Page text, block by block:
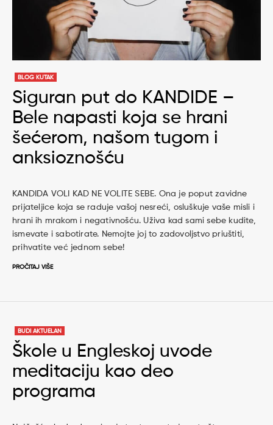
BLOG KUTAK
Siguran put do KANDIDE –
Bele napasti koja se hrani
šećerom, našom tugom i
anksioznošću
KANDIDA VOLI KAD NE VOLITE SEBE. Ona je poput zavidne
prijateljice koja se raduje vašoj nesreći, osluškuje vaše misli i
hrani ih mrakom i negativnošću. Uživa kad sami sebe kudite,
ismevate i sabotirate. Nemojte joj to zadovoljstvo priuštiti,
prihvatite već jednom sebe!
PROČITAJ VIŠE
BUDI AKTUELAN
Škole u Engleskoj uvode
meditaciju kao deo
programa